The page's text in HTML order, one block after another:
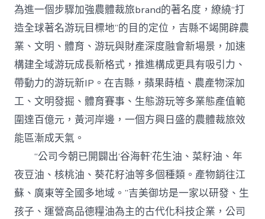
為進一個步驟加強農體裁旅brand的著名度，繚繞“打
造全球著名游玩目標地”的目的定位，吉縣不竭開辟農
業、文明、體育、游玩與財產深度融會新場景，加速
構建全域游玩成長新格式，推進構成更具有吸引力、
帶動力的游玩新IP。在吉縣，蘋果蒔植、農產物深加
工、文明發掘、體育賽事、生態游玩等多業態產值範
圍達百億元，黃河岸邊，一個方興日盛的農體裁旅效
能區漸成天氣。
“公司今朝已開闢出‘谷海軒’花生油、菜籽油、年
夜豆油、核桃油、葵花籽油等多個種類。產物銷往江
蘇、廣東等全國多地域。”吉美御坊是一家以研發、生
孩子、運營高品德糧油為主的古代化科技企業，公司